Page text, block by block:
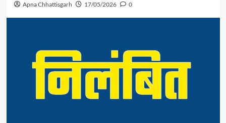
Apna Chhattisgarh 17/05/2026 0